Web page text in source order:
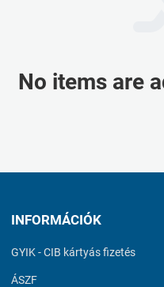
No items are
INFORMÁCIÓK
GYIK - CIB kártyás fizetés
ÁSZF